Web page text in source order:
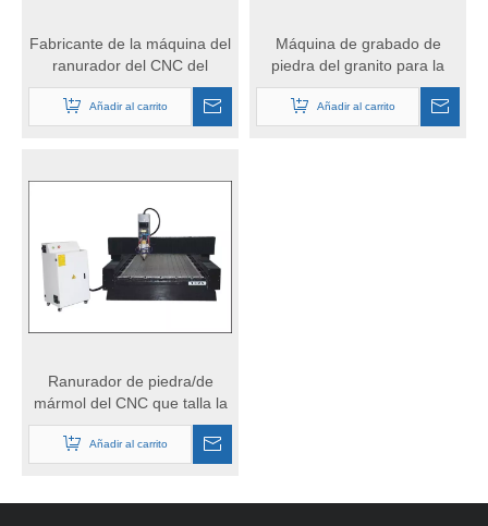
Fabricante de la máquina del
ranurador del CNC del
grabado de la piedra de
China
Añadir al carrito
Máquina de grabado de
piedra del granito para la
venta
Añadir al carrito
Ranurador de piedra/de
mármol del CNC que talla la
máquina
Añadir al carrito